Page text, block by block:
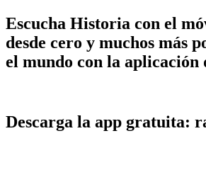
Escucha Historia con el
desde cero y muchos más
el mundo con la aplicación
Descarga la app gratuita: